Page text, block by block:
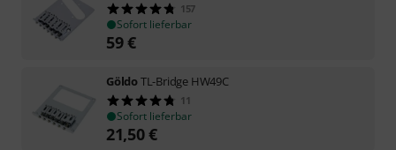
157
Sofort lieferbar
59€
GöldoTL-Bridge HW49C
11
Sofort lieferbar
21,50€